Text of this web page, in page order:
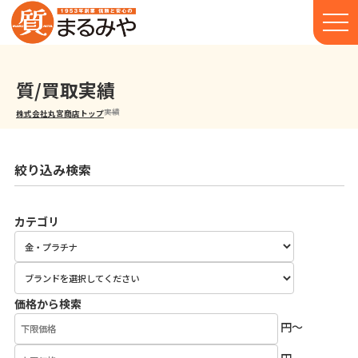
質/買取実績
株式会社丸宮商店トップ⁩実績
絞り込み検索
カテゴリ
価格から検索
円～